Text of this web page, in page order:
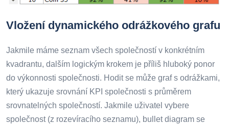
Vložení dynamického odrážkového grafu
Jakmile máme seznam všech společností v konkrétním
kvadrantu, dalším logickým krokem je příliš hluboký ponor
do výkonnosti společnosti. Hodit se může graf s odrážkami,
který ukazuje srovnání KPI společnosti s průměrem
srovnatelných společností. Jakmile uživatel vybere
společnost (z rozevíracího seznamu), bullet diagram se